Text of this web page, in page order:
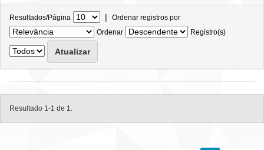
Resultados/Página | Ordenar registros por
Ordenar
Registro(s)
Resultado 1-1 de 1.